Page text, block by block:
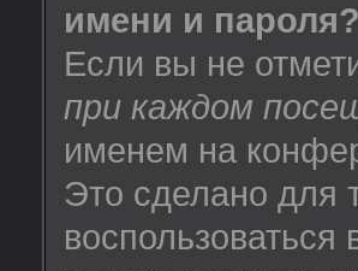
имени и пароля?
Если вы не
при каждом
именем на
Это сделано для